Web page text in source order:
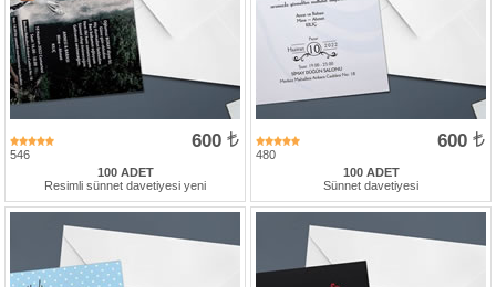
546
600
100 ADET
Resimli sünnet davetiyesi yeni
480
600
100 ADET
Sünnet davetiyesi